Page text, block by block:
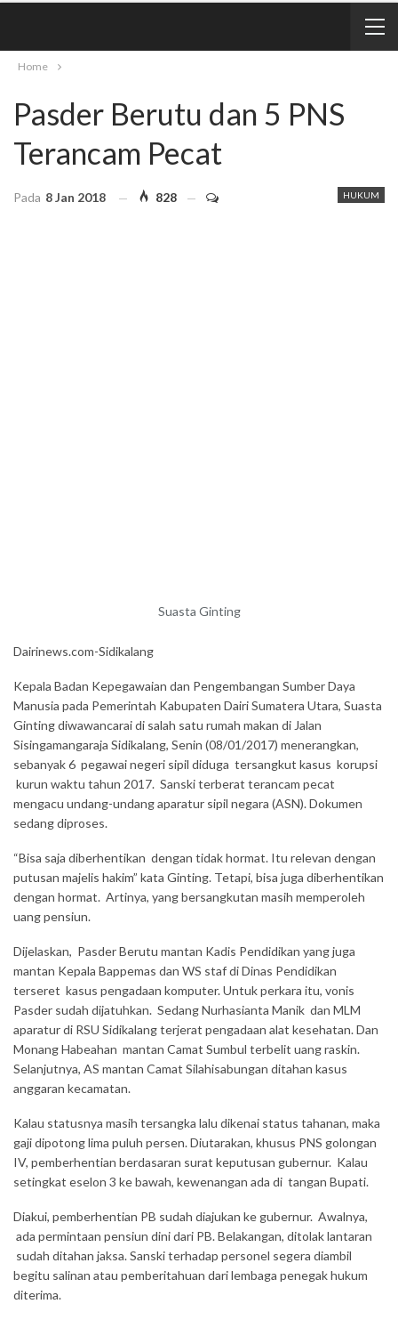
Home
Pasder Berutu dan 5 PNS
Terancam Pecat
HUKUM
Pada 8 Jan 2018 828
Suasta Ginting
Dairinews.com-Sidikalang
Kepala Badan Kepegawaian dan Pengembangan Sumber Daya
Manusia pada Pemerintah Kabupaten Dairi Sumatera Utara, Suasta
Ginting diwawancarai di salah satu rumah makan di Jalan
Sisingamangaraja Sidikalang, Senin (08/01/2017) menerangkan,
sebanyak 6 pegawai negeri sipil diduga tersangkut kasus korupsi
kurun waktu tahun 2017. Sanski terberat terancam pecat
mengacu undang-undang aparatur sipil negara (ASN). Dokumen
sedang diproses.
“Bisa saja diberhentikan dengan tidak hormat. Itu relevan dengan
putusan majelis hakim” kata Ginting. Tetapi, bisa juga diberhentikan
dengan hormat. Artinya, yang bersangkutan masih memperoleh
uang pensiun.
Dijelaskan, Pasder Berutu mantan Kadis Pendidikan yang juga
mantan Kepala Bappemas dan WS staf di Dinas Pendidikan
terseret kasus pengadaan komputer. Untuk perkara itu, vonis
Pasder sudah dijatuhkan. Sedang Nurhasianta Manik dan MLM
aparatur di RSU Sidikalang terjerat pengadaan alat kesehatan. Dan
Monang Habeahan mantan Camat Sumbul terbelit uang raskin.
Selanjutnya, AS mantan Camat Silahisabungan ditahan kasus
anggaran kecamatan.
Kalau statusnya masih tersangka lalu dikenai status tahanan, maka
gaji dipotong lima puluh persen. Diutarakan, khusus PNS golongan
IV, pemberhentian berdasaran surat keputusan gubernur. Kalau
setingkat eselon 3 ke bawah, kewenangan ada di tangan Bupati.
Diakui, pemberhentian PB sudah diajukan ke gubernur. Awalnya,
ada permintaan pensiun dini dari PB. Belakangan, ditolak lantaran
sudah ditahan jaksa. Sanski terhadap personel segera diambil
begitu salinan atau pemberitahuan dari lembaga penegak hukum
diterima.